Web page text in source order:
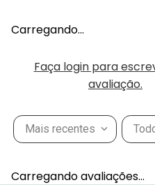
Carregando…
Faça login para
avaliação.
Mais recentes
Carregando avaliações…